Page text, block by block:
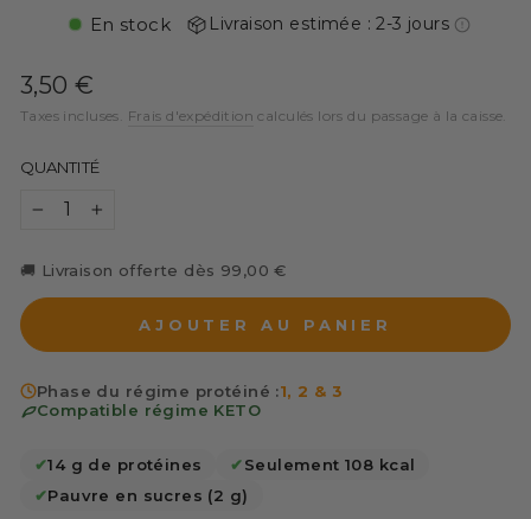
En stock Livraison estimée : 2-3 jours
Prix
régulier
3,50 €
Taxes incluses. Frais d'expédition calculés lors du passage à la caisse.
QUANTITÉ
🚚 Livraison offerte dès 99,00 €
AJOUTER AU PANIER
Phase du régime protéiné :1, 2 & 3
Compatible régime KETO
✔14 g de protéines ✔Seulement 108 kcal
✔Pauvre en sucres (2 g)